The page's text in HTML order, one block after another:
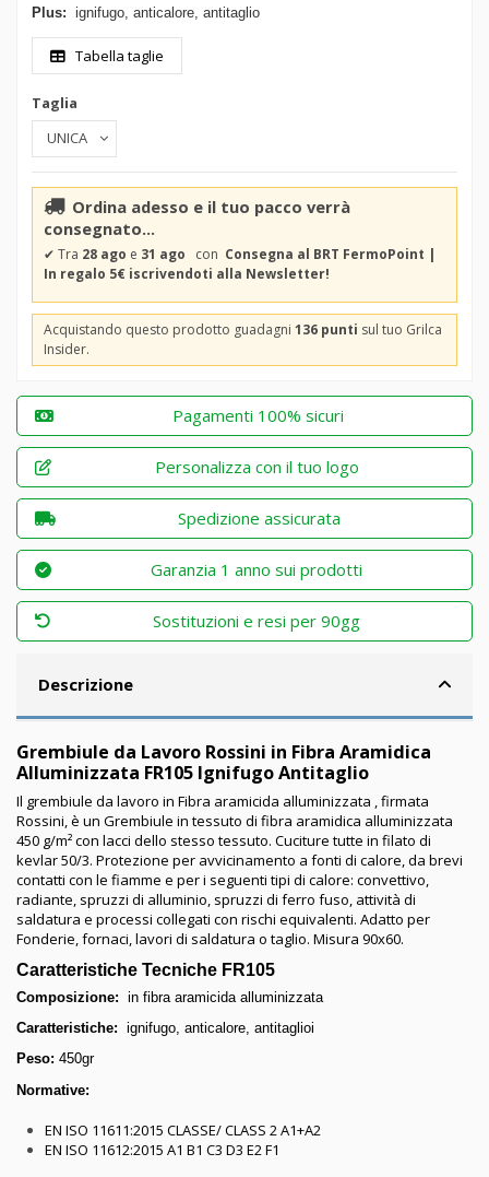
Plus: ignifugo, anticalore, antitaglio
Tabella taglie
Taglia
Ordina adesso e il tuo pacco verrà
consegnato...
✔ Tra 28 ago e 31 ago con Consegna al BRT FermoPoint |
In regalo 5€ iscrivendoti alla Newsletter!
Acquistando questo prodotto guadagni 136 punti sul tuo Grilca
Insider.
Pagamenti 100% sicuri
Personalizza con il tuo logo
Spedizione assicurata
Garanzia 1 anno sui prodotti
Sostituzioni e resi per 90gg
Descrizione
Grembiule da Lavoro Rossini in Fibra Aramidica
Alluminizzata FR105 Ignifugo Antitaglio
Il grembiule da lavoro in Fibra aramicida alluminizzata , firmata
Rossini, è un Grembiule in tessuto di fibra aramidica alluminizzata
450 g/m² con lacci dello stesso tessuto. Cuciture tutte in filato di
kevlar 50/3. Protezione per avvicinamento a fonti di calore, da brevi
contatti con le fiamme e per i seguenti tipi di calore: convettivo,
radiante, spruzzi di alluminio, spruzzi di ferro fuso, attività di
saldatura e processi collegati con rischi equivalenti. Adatto per
Fonderie, fornaci, lavori di saldatura o taglio. Misura 90x60.
Caratteristiche Tecniche FR105
Composizione: in fibra aramicida alluminizzata
Caratteristiche: ignifugo, anticalore, antitaglioi
Peso: 450gr
Normative:
EN ISO 11611:2015 CLASSE/ CLASS 2 A1+A2
EN ISO 11612:2015 A1 B1 C3 D3 E2 F1